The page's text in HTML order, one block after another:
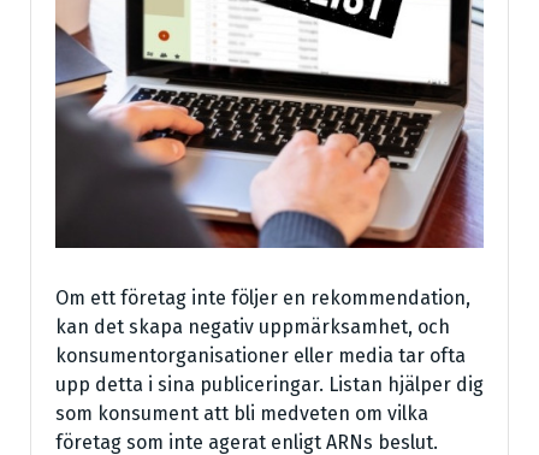
Om ett företag inte följer en rekommendation,
kan det skapa negativ uppmärksamhet, och
konsumentorganisationer eller media tar ofta
upp detta i sina publiceringar. Listan hjälper dig
som konsument att bli medveten om vilka
företag som inte agerat enligt ARNs beslut.